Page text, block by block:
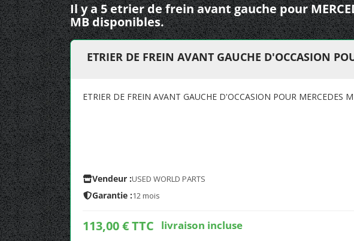
Il y a 5 etrier de frein avant gauche pour
MB disponibles.
ETRIER DE FREIN AVANT GAUCHE D'OCCASION
ETRIER DE FREIN AVANT GAUCHE D'OCCASION POUR MERCEDES
Vendeur :USED WORLD PARTS
Garantie :12 mois
113,00 € TTC livraison incluse